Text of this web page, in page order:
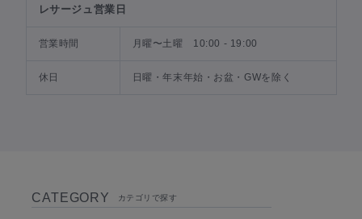
レサージュ営業日
営業時間 月曜〜土曜 10:00 - 19:00
休日 日曜・年末年始・お盆・GWを除く
CATEGORY カテゴリで探す